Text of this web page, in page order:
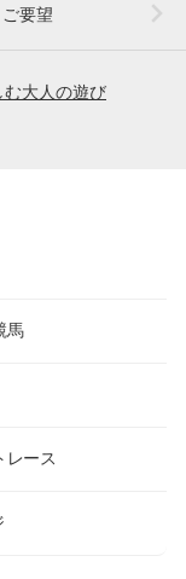
要望
大人の遊び
馬
レース